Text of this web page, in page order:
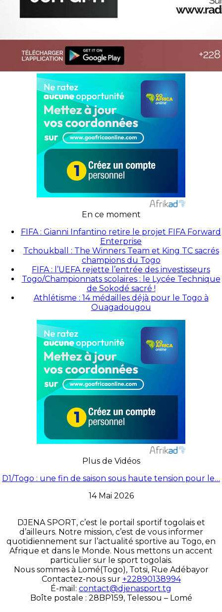
En ce moment
FIFA : Gianni Infantino retire le projet FIFA Forward
Enterprise
Tchoukball : The Winners Team et King TC sacrés
champions du Togo
FIFA : l’UEFA rejette l’entrée des investisseurs
Togo/Championnats scolaires : le Lycée Technique
de Sokodé sacré !
Athlétisme : 14 médailles déjà pour le Togo à
Ouagadougou
Plus de Vidéos
D1/Togo : une fin de saison sous haute tension pour le…
14 Mai 2026
DJENA SPORT, c’est le portail sportif togolais et
d’ailleurs. Notre mission, c’est de vous informer
quotidiennement sur l’actualité sportive au Togo, en
Afrique et dans le Monde. Nous mettons un accent
particulier sur le sport togolais.
Nous sommes à Lomé(Togo), Totsi, Rue Adébayor
Contactez-nous sur +22890138994
É-mail: contact@djenasport.tg
Boîte postale : 28BP159, Telessou – Lomé